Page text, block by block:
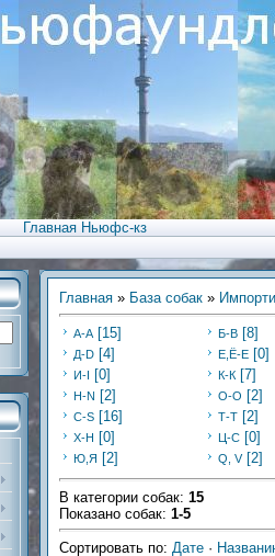
Главная Ньюфс-кз
Главная » База собак »
А-А [15] Б-В [8]
Д-D [4] Е,Ё-Е [0]
И-I [0] К-К [7]
Н-N [2] О-О [2]
С-S [16] Т-Т [2]
Х-H [0] Ц-C [0]
Ю,Я [2] Q, V [2]
В категории собак: 15
Показано собак: 1-5
Сортировать по: Дате ·